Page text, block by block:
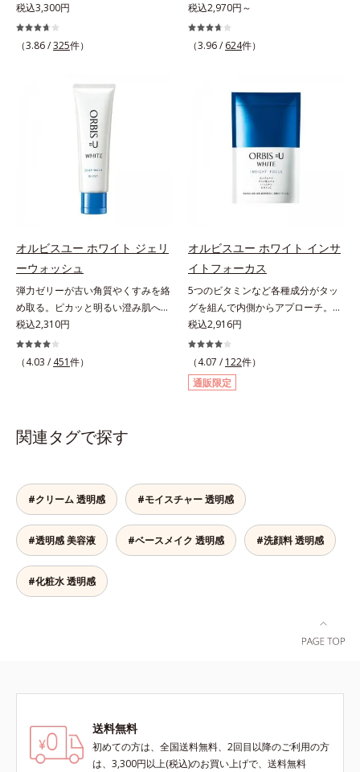
の肌を守りぬく。若々しく透明感の
ある美肌を構成する要素と、年齢肌
(*2)のメラニン生成にアプローチし
ー」の理論を応用し、全方位的に肌
の底上げを図ります。さらに、シミ
と年齢の関係に着目。点在するシミ
だけでなく、メラニンが蓄積しがち
な年齢肌の“メラニンメタボ(*3)”に
アプローチして、澄みわたる美肌を
目指します。*1 メラニンの生成を
抑え、シミ・ソバカスを防ぐ*2 年
生成する状態
税込3,300円
（3.86 /325件）
がやみつきに。若々しく透明感のあ
る美肌を構成する要素と、年齢肌
(*3)のメラニン生成にアプローチし
ー」の理論を応用し、全方位的に肌
の底上げを図ります。さらに、シミ
と年齢の関係に着目。点在するシミ
だけでなく、メラニンが蓄積しがち
な年齢肌の“メラニンメタボ(*4)”に
アプローチして、澄みわたる美肌を
目指します。*1 メラニンの生成を
ンが過剰に生成する状態
税込2,970円～
（3.96 / 624件）
オルビスユー ホワイト ジェリ
ーウォッシュ
弾力ゼリーが古い角質やくすみを絡
め取る。ピカッと明るい澄み肌へ。
若々しく透明感のある美肌を構成す
る要素と、年齢肌(*1)のメラニン生
成にアプローチして、明るくなめら
目。点在するシミだけでなく、メラ
澄みわたる美肌を目指します。*1
年齢を重ねた肌*2 メラニンが過剰
に生成する状態
税込2,310円
（4.03 / 451件）
オルビスユー ホワイト インサ
イトフォーカス
5つのビタミンなど各種成分がタッ
グを組んで内側からアプローチ。透
明感のある美しさをサポートする成
分を凝縮した美容サプリです。L-シ
スチンや植物エキス、ビタミンCを
はじめとした5つのビタミンによっ
て、多角的にアプローチ。さらに南
税込2,916円
（4.07 / 122件）
通販限定
関連タグで探す
#クリーム 透明感 #モイスチャー 透明感
#透明感 美容液 #ベースメイク 透明感 #洗顔料 透明感
#化粧水 透明感
送料無料
初めての方は、全国送料無料、2回目以降のご利用の方
は、3,300円以上(税込)のお買い上げで、送料無料